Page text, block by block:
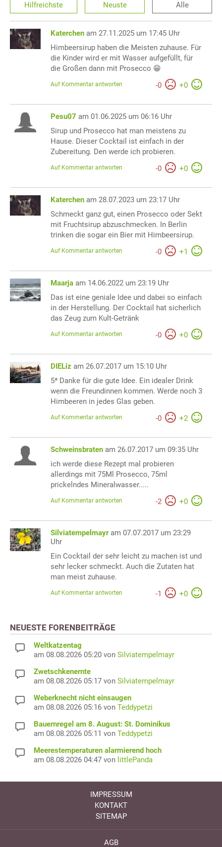
Hilfreichste Neuste Alle
Katerchen am 27.11.2025 um 17:45 Uhr
Himbeersirup haben die Meisten zuhause. Für
die Kinder wird er mit Wasser aufgefüllt, für
die Großen dann mit Prosecco 😁
-0 +0
Auf Kommentar antworten
Pesu07 am 01.06.2025 um 06:16 Uhr
Sirup und Prosecco hat man meistens zu
Hause. Dieser Cocktail ist einfach in der
Zubereitung. Den werde ich probieren.
-0 +0
Auf Kommentar antworten
Katerchen am 28.07.2023 um 23:17 Uhr
Schmeckt ganz gut, einen Prosecco oder Sekt
mit Fruchtsirup abzuschmecken. In Berlin
trinken die sogar ein Bier mit Himbeersirup.
-0 +1
Auf Kommentar antworten
Maarja am 14.06.2022 um 23:19 Uhr
Das ist eine geniale Idee und dabei so einfach
in der Herstellung. Der Cocktail hat sicherlich
das Zeug zum Kult-Getränk
-0 +0
Auf Kommentar antworten
DIELiz am 26.07.2017 um 15:10 Uhr
5* Danke für die gute Idee. Ein idealer Drink
wenn die Freundinnen kommen. Werde noch 3
Himbeeren in jedes Glas geben.
-0 +2
Auf Kommentar antworten
Schweinsbraten am 26.07.2017 um 09:35 Uhr
ich werde diese Rezept mal probieren
allerdings mit 75Ml Prosecco, 75ml
prickelndes Mineralwasser.....
-2 +0
Auf Kommentar antworten
Silviatempelmayr am 07.07.2017 um 23:29
Uhr
Ein Cocktail der sehr leicht zu machen ist und
sehr lecker schmeckt. Auch die Zutaten hat
man meist zuhause.
-1 +0
Auf Kommentar antworten
NEUESTE FORENBEITRÄGE
Weltkatzentag
am 08.08.2026 05:20 von Silviatempelmayr
Zwetschkenernte
am 08.08.2026 05:17 von Silviatempelmayr
Weberknecht nicht einsaugen
am 08.08.2026 05:16 von Teddypetzi
Bauernregel am 8. August: St. Dominikus
am 08.08.2026 05:11 von Teddypetzi
Meerestemperaturen alarmierend hoch
am 08.08.2026 04:47 von littlePanda
IMPRESSUM
KONTAKT
SITEMAP
AGB